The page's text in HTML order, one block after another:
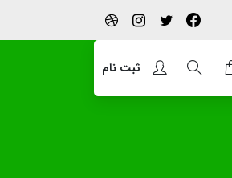
ثبت نام